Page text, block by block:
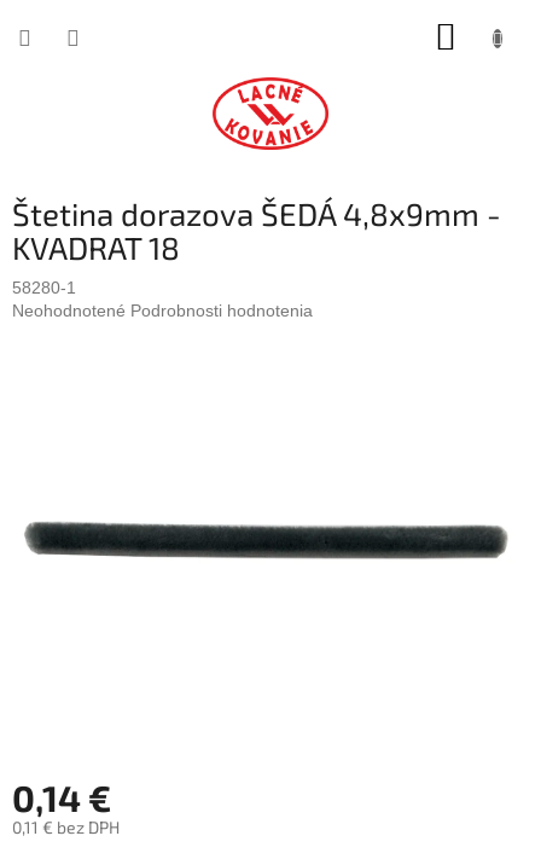
Štetina dorazova ŠEDÁ 4,8x9mm -
KVADRAT 18
58280-1
Priemerné
Neohodnotené Podrobnosti hodnotenia
0,14 €
0,11 € bez DPH